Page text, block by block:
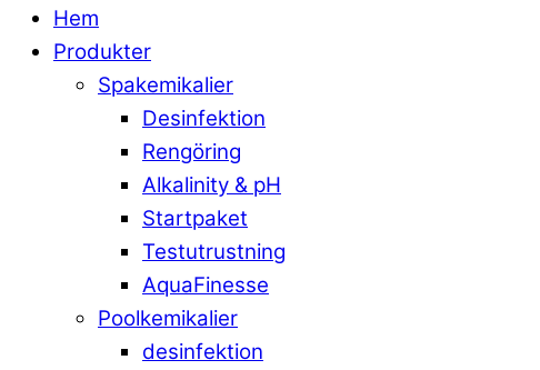
Hem
Produkter
Spakemikalier
Desinfektion
Rengöring
Alkalinity & pH
Startpaket
Testutrustning
AquaFinesse
Poolkemikalier
desinfektion